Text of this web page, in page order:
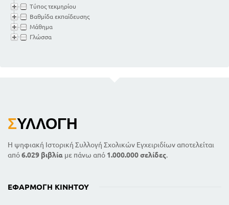
Τύπος τεκμηρίου
Βαθμίδα εκπαίδευσης
Μάθημα
Γλώσσα
ΣΥΛΛΟΓΉ
Η ψηφιακή Ιστορική Συλλογή Σχολικών Εγχειριδίων αποτελείται
από6.029 βιβλία με πάνω από 1.000.000 σελίδες.
ΕΦΑΡΜΟΓΉ ΚΙΝΗΤΟΎ